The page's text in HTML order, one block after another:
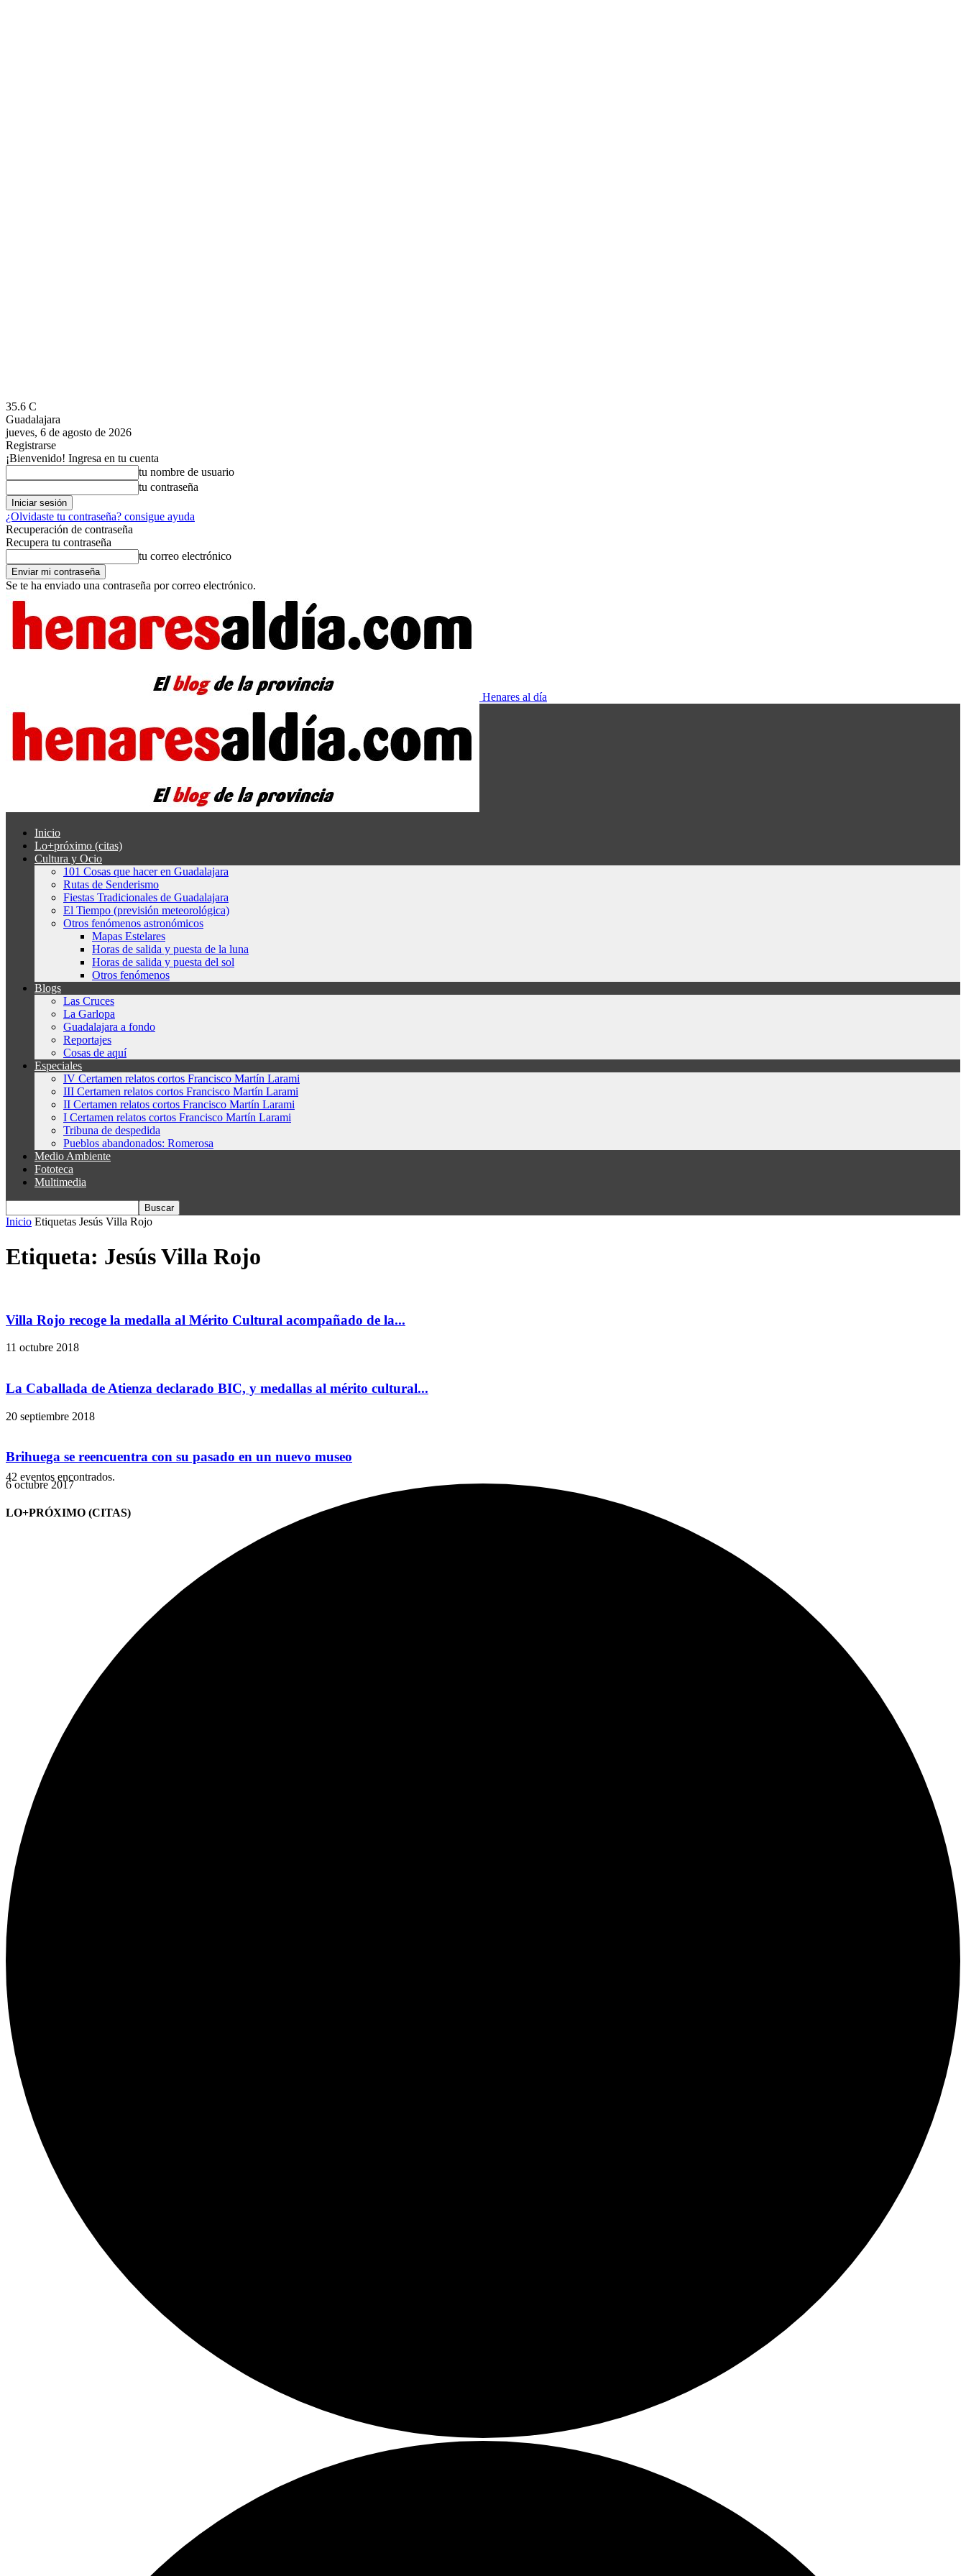
35.6 C
Guadalajara
jueves, 6 de agosto de 2026
Registrarse
¡Bienvenido! Ingresa en tu cuenta
tu nombre de usuario
tu contraseña
¿Olvidaste tu contraseña? consigue ayuda
Recuperación de contraseña
Recupera tu contraseña
tu correo electrónico
Se te ha enviado una contraseña por correo electrónico.
Henares al día
Inicio
Lo+próximo (citas)
Cultura y Ocio
101 Cosas que hacer en Guadalajara
Rutas de Senderismo
Fiestas Tradicionales de Guadalajara
El Tiempo (previsión meteorológica)
Otros fenómenos astronómicos
Mapas Estelares
Horas de salida y puesta de la luna
Horas de salida y puesta del sol
Otros fenómenos
Blogs
Las Cruces
La Garlopa
Guadalajara a fondo
Reportajes
Cosas de aquí
Especiales
IV Certamen relatos cortos Francisco Martín Larami
III Certamen relatos cortos Francisco Martín Larami
II Certamen relatos cortos Francisco Martín Larami
I Certamen relatos cortos Francisco Martín Larami
Tribuna de despedida
Pueblos abandonados: Romerosa
Medio Ambiente
Fototeca
Multimedia
Inicio Etiquetas Jesús Villa Rojo
Etiqueta: Jesús Villa Rojo
Villa Rojo recoge la medalla al Mérito Cultural acompañado de la...
11 octubre 2018
La Caballada de Atienza declarado BIC, y medallas al mérito cultural...
20 septiembre 2018
Brihuega se reencuentra con su pasado en un nuevo museo
6 octubre 2017
LO+PRÓXIMO (CITAS)
42 eventos encontrados.